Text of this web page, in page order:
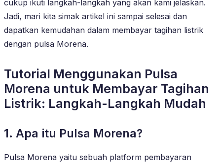
cukup ikuti langkah-langkah yang akan kami jelaskan.
Jadi, mari kita simak artikel ini sampai selesai dan
dapatkan kemudahan dalam membayar tagihan listrik
dengan pulsa Morena.
Tutorial Menggunakan Pulsa
Morena untuk Membayar Tagihan
Listrik: Langkah-Langkah Mudah
1. Apa itu Pulsa Morena?
Pulsa Morena yaitu sebuah platform pembayaran